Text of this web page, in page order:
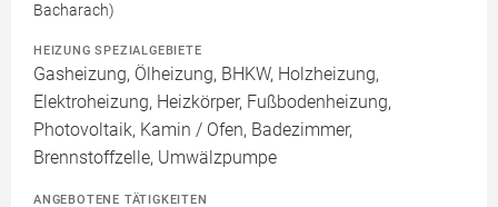
Bacharach)
HEIZUNG SPEZIALGEBIETE
Gasheizung, Ölheizung, BHKW, Holzheizung,
Elektroheizung, Heizkörper, Fußbodenheizung,
Photovoltaik, Kamin / Ofen, Badezimmer,
Brennstoffzelle, Umwälzpumpe
ANGEBOTENE TÄTIGKEITEN